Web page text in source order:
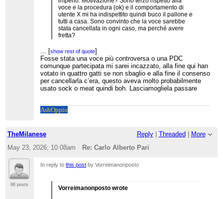
voce e la procedura (ok) e il comportamento di
utente X mi ha indispettito quindi buco il pallone e
tutti a casa. Sono convinto che la voce sarebbe
stata cancellata in ogni caso, ma perché avere
fretta?
... [show rest of quote]
Fosse stata una voce più controversa o una PDC
comunque partecipata mi sarei incazzato, alla fine qui han
votato in quattro gatti se non sbaglio e alla fine il consenso
per cancellarla c’era, questo aveva molto probabilmente
usato sock o meat quindi boh. Lasciamogliela passare
AshOppio
TheMilanese Reply| Threaded
More
May 23, 2026; 10:08am
Re: Carlo Alberto Pari
96 posts
In reply tothis post by Vorreimanonposto
Vorreimanonposto wrote